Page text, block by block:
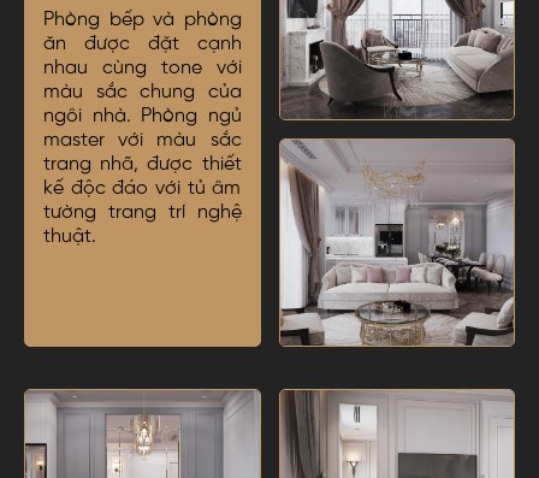
Phòng bếp và phòng
ăn được đặt cạnh
nhau cùng tone với
màu sắc chung của
ngôi nhà. Phòng ngủ
master với màu sắc
trang nhã, được thiết
kế độc đáo với tủ âm
tường trang trí nghệ
thuật.